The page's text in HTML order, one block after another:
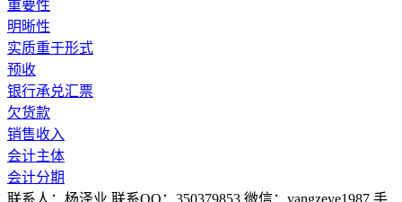
重要性
明晰性
实质重于形式
预收
银行承兑汇票
欠货款
销售收入
会计主体
会计分期